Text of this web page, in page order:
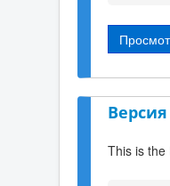
Версия
This is the